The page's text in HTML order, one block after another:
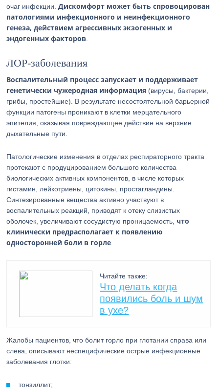
очаг инфекции.Дискомфорт может быть спровоцирован
патологиями инфекционного и неинфекционного
генеза, действием агрессивных экзогенных и
эндогенных факторов
ЛОР-заболевания
Воспалительный процесс запускает и поддерживает
генетически чужеродная информация (вирусы, бактерии,
грибы, простейшие). В результате несостоятельной барьерной
функции патогены проникают в клетки мерцательного
эпителия, оказывая повреждающее действие на верхние
дыхательные пути.
Патологические изменения в отделах респираторного тракта
протекают с продуцированием большого количества
биологических активных компонентов, в числе которых
гистамин, лейкотриены, цитокины, простагландины.
Синтезированные вещества активно участвуют в
воспалительных реакций, приводят к отеку слизистых
оболочек, увеличивают сосудистую проницаемость,что
клинически предрасполагает к появлению
односторонней боли в горле
Читайте также:
Что делать когда
появились боль и шум
в ухе?
Жалобы пациентов, что болит горло при глотании справа или
слева, описывают неспецифические острые инфекционные
заболевания глотки:
тонзиллит;